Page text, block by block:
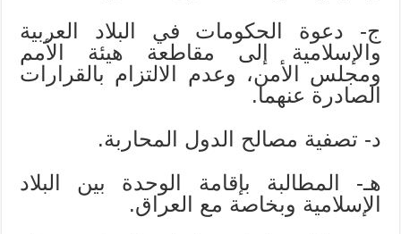
ج- دعوة الحكومات في البلاد العربية
والإسلامية إلى مقاطعة هيئة الأمم
ومجلس الأمن، وعدم الالتزام بالقرارات
الصادرة عنهما.
د- تصفية مصالح الدول المحاربة.
هـ- المطالبة بإقامة الوحدة بين البلاد
الإسلامية وبخاصة مع العراق.